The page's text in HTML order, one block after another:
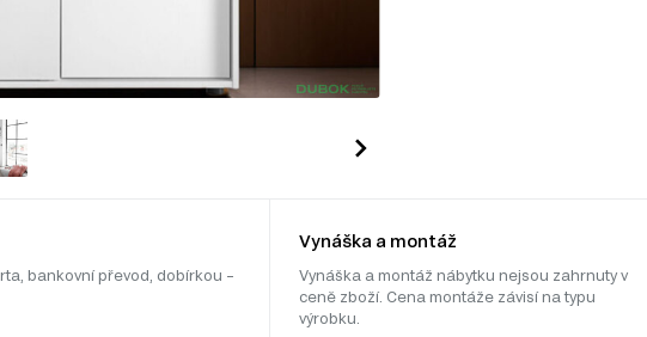
bankovní převod, dobírkou –
Vynáška a montáž
Vynáška a montáž nábytku nejsou zahrnuty v
ceně zboží. Cena montáže závisí na typu
výrobku.